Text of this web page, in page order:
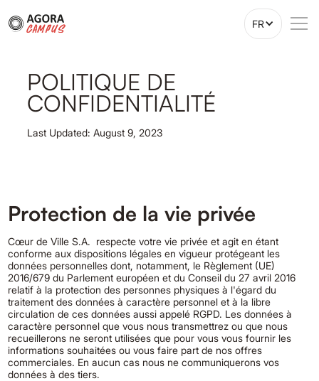
FR
POLITIQUE DE
CONFIDENTIALITÉ
Last Updated: August 9, 2023
Protection de la vie privée
Cœur de Ville S.A. respecte votre vie privée et agit en étant
conforme aux dispositions légales en vigueur protégeant les
données personnelles dont, notamment, le Règlement (UE)
2016/679 du Parlement européen et du Conseil du 27 avril 2016
relatif à la protection des personnes physiques à l'égard du
traitement des données à caractère personnel et à la libre
circulation de ces données aussi appelé RGPD. Les données à
caractère personnel que vous nous transmettrez ou que nous
recueillerons ne seront utilisées que pour vous vous fournir les
informations souhaitées ou vous faire part de nos offres
commerciales. En aucun cas nous ne communiquerons vos
données à des tiers.